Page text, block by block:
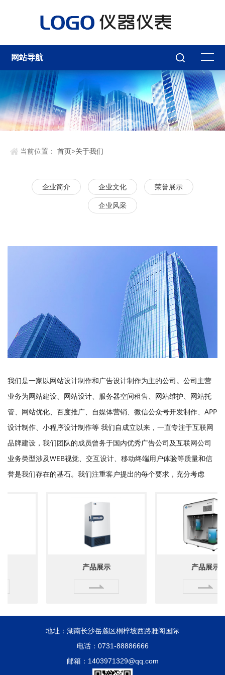
网站导航
当前位置：首页>关于我们
企业简介 企业文化 荣誉展示
企业风采
我们是一家以网站设计制作和广告设计制作为主的公司。公司主营
业务为网站建设、网站设计、服务器空间租售、网站维护、网站托
管、网站优化、百度推广、自媒体营销、微信公众号开发制作、APP
设计制作、小程序设计制作等 我们自成立以来，一直专注于互联网
品牌建设，我们团队的成员曾务于国内优秀广告公司及互联网公司
业务类型涉及WEB视觉、交互设计、移动终端用户体验等质量和信
誉是我们存在的基石。我们注重客户提出的每个要求，充分考虑
产品展示 产品展示
地址：湖南长沙岳麓区桐梓坡西路雅阁国际
电话：0731-88886666
邮箱：1403971329@qq.com